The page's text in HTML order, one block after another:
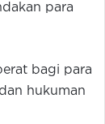
para
bagi para
hukuman